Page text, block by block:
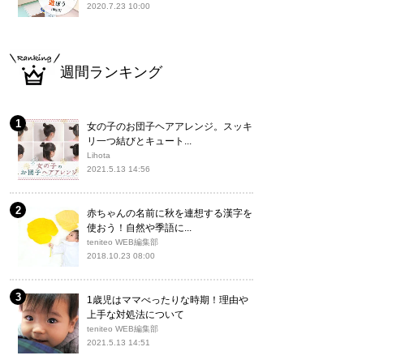
2020.7.23 10:00
週間ランキング
女の子のお団子ヘアアレンジ。スッキ
リ一つ結びとキュート...
Lihota
2021.5.13 14:56
赤ちゃんの名前に秋を連想する漢字を
使おう！自然や季語に...
teniteo WEB編集部
2018.10.23 08:00
1歳児はママべったりな時期！理由や
上手な対処法について
teniteo WEB編集部
2021.5.13 14:51